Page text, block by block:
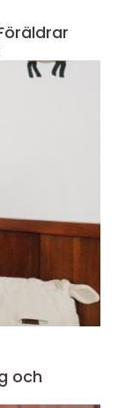
och